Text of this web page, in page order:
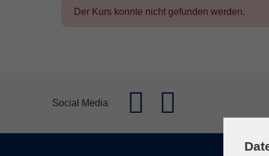
Der Kurs konnte nicht gefunden werden.
Social Media